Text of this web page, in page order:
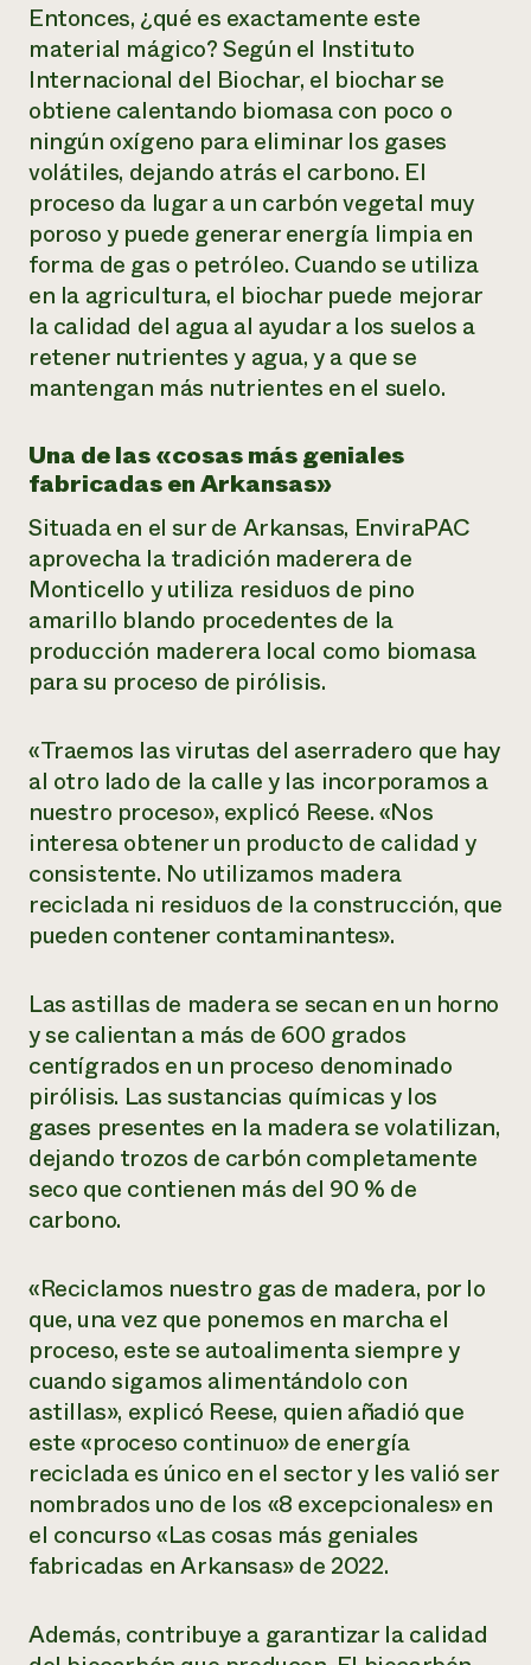
Entonces, ¿qué es exactamente este
material mágico? Según el Instituto
Internacional del Biochar, el biochar se
obtiene calentando biomasa con poco o
ningún oxígeno para eliminar los gases
volátiles, dejando atrás el carbono. El
proceso da lugar a un carbón vegetal muy
poroso y puede generar energía limpia en
forma de gas o petróleo. Cuando se utiliza
en la agricultura, el biochar puede mejorar
la calidad del agua al ayudar a los suelos a
retener nutrientes y agua, y a que se
mantengan más nutrientes en el suelo.
Una de las «cosas más geniales
fabricadas en Arkansas»
Situada en el sur de Arkansas, EnviraPAC
aprovecha la tradición maderera de
Monticello y utiliza residuos de pino
amarillo blando procedentes de la
producción maderera local como biomasa
para su proceso de pirólisis.
«Traemos las virutas del aserradero que hay
al otro lado de la calle y las incorporamos a
nuestro proceso», explicó Reese. «Nos
interesa obtener un producto de calidad y
consistente. No utilizamos madera
reciclada ni residuos de la construcción, que
pueden contener contaminantes».
Las astillas de madera se secan en un horno
y se calientan a más de 600 grados
centígrados en un proceso denominado
pirólisis. Las sustancias químicas y los
gases presentes en la madera se volatilizan,
dejando trozos de carbón completamente
seco que contienen más del 90 % de
carbono.
«Reciclamos nuestro gas de madera, por lo
que, una vez que ponemos en marcha el
proceso, este se autoalimenta siempre y
cuando sigamos alimentándolo con
astillas», explicó Reese, quien añadió que
este «proceso continuo» de energía
reciclada es único en el sector y les valió ser
nombrados uno de los «8 excepcionales» en
el concurso «Las cosas más geniales
fabricadas en Arkansas» de 2022.
Además, contribuye a garantizar la calidad